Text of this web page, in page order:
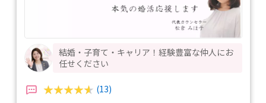
結婚・子育て・キャリア！経験豊富な仲人にお
任せください
(13)